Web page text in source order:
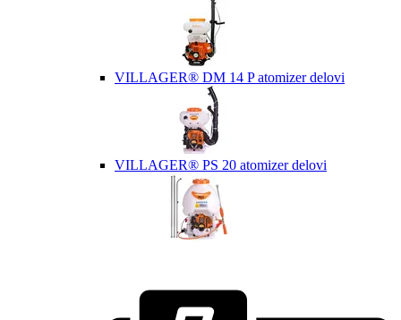
VILLAGER® DM 14 P atomizer delovi
VILLAGER® PS 20 atomizer delovi